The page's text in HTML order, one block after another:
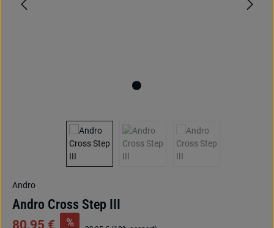
Andro
Andro Cross Step III
80,95 € %